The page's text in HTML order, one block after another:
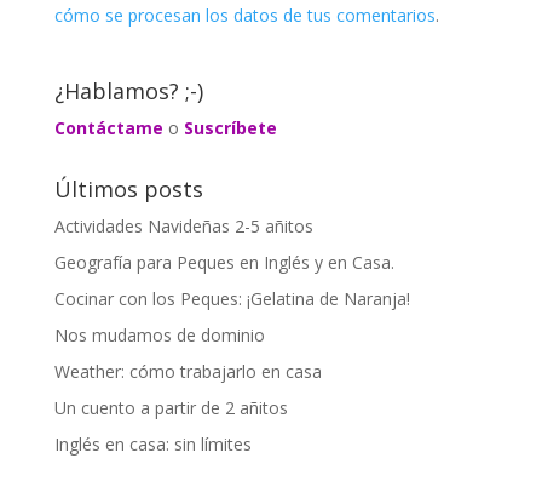
cómo se procesan los datos de tus comentarios.
¿Hablamos? ;-)
Contáctame o Suscríbete
Últimos posts
Actividades Navideñas 2-5 añitos
Geografía para Peques en Inglés y en Casa.
Cocinar con los Peques: ¡Gelatina de Naranja!
Nos mudamos de dominio
Weather: cómo trabajarlo en casa
Un cuento a partir de 2 añitos
Inglés en casa: sin límites